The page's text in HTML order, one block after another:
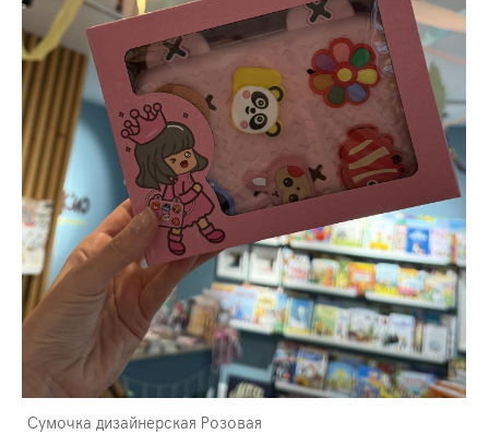
Сумочка дизайнерская Розовая